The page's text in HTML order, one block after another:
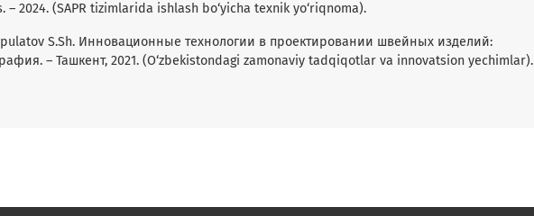
– 2024. (SAPR tizimlarida ishlash bo‘yicha texnik yo‘riqnoma).
S.Sh. Инновационные технологии в проектировании швейных изделий:
– Ташкент, 2021. (O‘zbekistondagi zamonaviy tadqiqotlar va innovatsion yechimlar).